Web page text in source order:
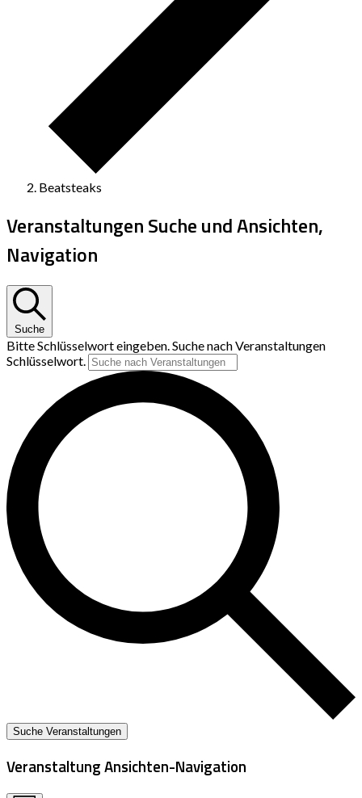
Beatsteaks
Veranstaltungen Suche und Ansichten,
Navigation
Suche
Bitte Schlüsselwort eingeben. Suche nach Veranstaltungen
Schlüsselwort.
Suche Veranstaltungen
Veranstaltung Ansichten-Navigation